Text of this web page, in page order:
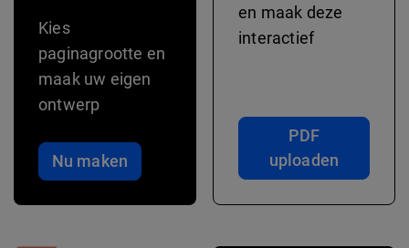
Kies
paginagrootte en
maak uw eigen
ontwerp
Nu maken
en maak deze
interactief
PDF
uploaden